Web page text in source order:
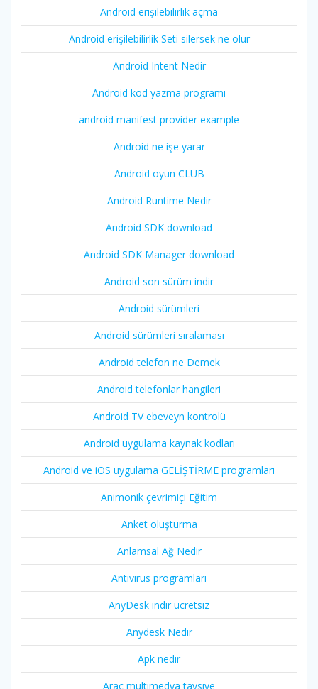
Android erişilebilirlik açma
Android erişilebilirlik Seti silersek ne olur
Android Intent Nedir
Android kod yazma programı
android manifest provider example
Android ne işe yarar
Android oyun CLUB
Android Runtime Nedir
Android SDK download
Android SDK Manager download
Android son sürüm indir
Android sürümleri
Android sürümleri sıralaması
Android telefon ne Demek
Android telefonlar hangileri
Android TV ebeveyn kontrolü
Android uygulama kaynak kodları
Android ve iOS uygulama GELİŞTİRME programları
Animonik çevrimiçi Eğitim
Anket oluşturma
Anlamsal Ağ Nedir
Antivirüs programları
AnyDesk indir ücretsiz
Anydesk Nedir
Apk nedir
Araç multimedya tavsiye